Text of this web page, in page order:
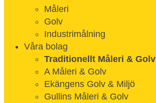
Måleri
Golv
Industrimålning
Våra bolag
Traditionellt Måleri & Golv
A Måleri & Golv
Ekängens Golv & Miljö
Gullins Måleri & Golv